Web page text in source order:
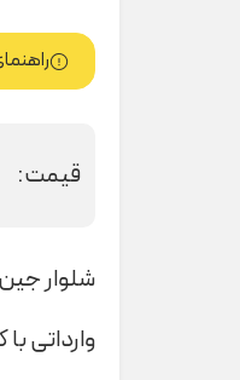
قیمت:
شلوار جین
وارداتی